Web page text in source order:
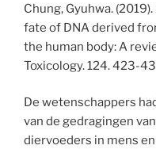
Chung, Gyuhwa.
fate of DNA derived
the human body: A
Toxicology. 124. 423-
De wetenschappers
van de gedragingen
diervoeders in mens